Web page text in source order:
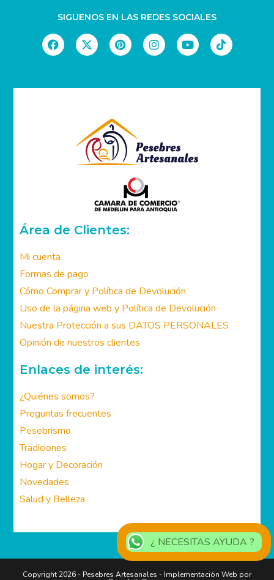
SIGUENOS EN LAS REDES SOCIALES
Mi cuenta
Formas de pago
Cómo Comprar y Política de Devolución
Uso de la página web y Política de Devolución
Nuestra Protección a sus DATOS PERSONALES
¿Quiénes somos?
Preguntas frecuentes
Pesebrismo
Tradiciones
Hogar y Decoración
Novedades
¿ NECESITAS AYUDA ?